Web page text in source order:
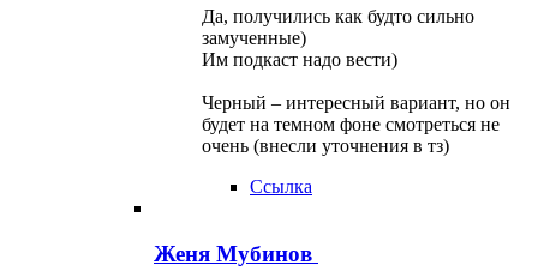
Да, получились как будто сильно
замученные)
Им подкаст надо вести)
Черный – интересный вариант, но он
будет на темном фоне смотреться не
очень (внесли уточнения в тз)
Ссылка
Женя Мубинов